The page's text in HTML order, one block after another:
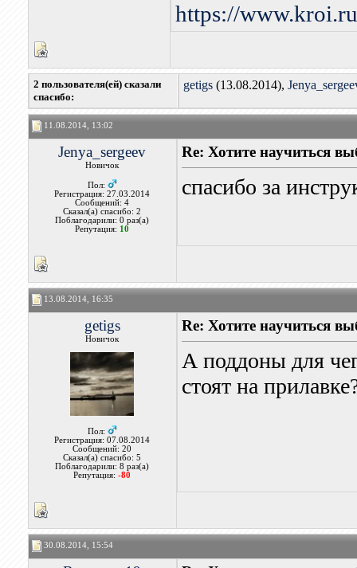
https://
2 пользователя(ей) сказали
cпасибо:
getigs(13.08.2014),
11.08.2014, 13:02
Jenya_sergeev
Новичок
Пол:
Регистрация: 27.03.2014
Сообщений: 4
Сказал(а) спасибо: 2
Поблагодарили: 0 раз(а)
Репутация: 10
Re: Хотите научиться
спасибо за
13.08.2014, 16:35
getigs
Новичок
Пол:
Регистрация: 07.08.2014
Сообщений: 20
Сказал(а) спасибо: 5
Поблагодарили: 8 раз(а)
Репутация:-80
Re: Хотите научиться
А поддоны для
стоят на
30.08.2014, 15:54